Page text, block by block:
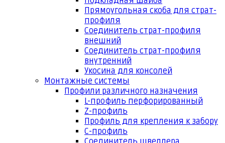
Прямоугольная скоба для страт-
профиля
Соединитель страт-профиля
внешний
Соединитель страт-профиля
внутренний
Укосина для консолей
Монтажные системы
Профили различного назначения
L-профиль перфорированный
Z-профиль
Профиль для крепления к забору
С-профиль